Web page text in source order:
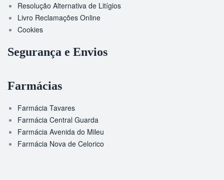
Resolução Alternativa de Litígios
Livro Reclamações Online
Cookies
Segurança e Envios
Farmácias
Farmácia Tavares
Farmácia Central Guarda
Farmácia Avenida do Mileu
Farmácia Nova de Celorico